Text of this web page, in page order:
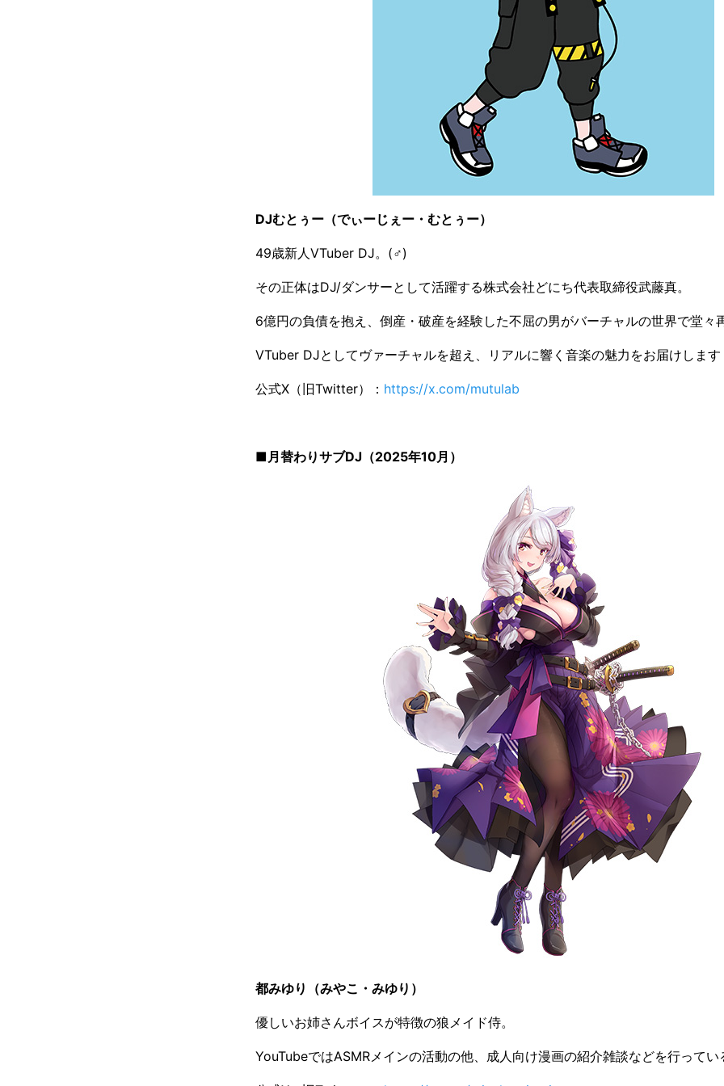
DJむとぅー（でぃーじぇー・むとぅー）
49歳新人VTuber DJ。(♂)
その正体はDJ/ダンサーとして活躍する株式会社どにち代表取締役武藤真。
6億円の負債を抱え、倒産・破産を経験した不屈の男がバーチャルの世界で堂々
VTuber DJとしてヴァーチャルを超え、リアルに響く音楽の魅力をお届けします
公式X（旧Twitter）： https://x.com/mutulab
■月替わりサブDJ（2025年10月）
都みゆり（みやこ・みゆり）
優しいお姉さんボイスが特徴の狼メイド侍。
YouTubeではASMRメインの活動の他、成人向け漫画の紹介雑談などを行ってい